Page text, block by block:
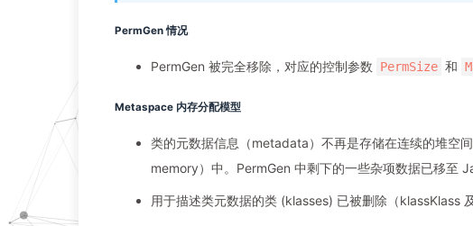
PermGen 情况
PermGen 被完全移除，对应的控制参数 PermSize 和
Metaspace 内存分配模型
类的元数据信息（metadata）不再是存储在连续的堆空
memory）中。PermGen 中剩下的一些杂项数据已移至
用于描述类元数据的类 (klasses) 已被删除（klassKlass